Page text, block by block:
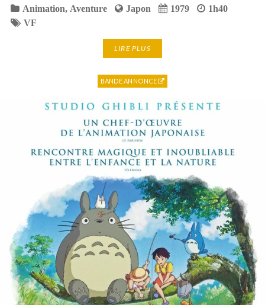
Animation, Aventure Japon 1979
1h40
VF
LIRE PLUS
BANDE ANNONCE